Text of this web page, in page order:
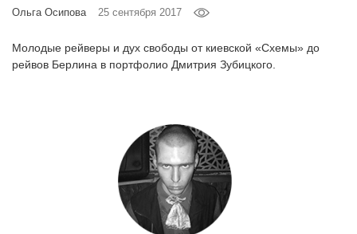
Ольга Осипова 25 сентября 2017
Молодые рейверы и дух свободы от киевской «Схемы» до
рейвов Берлина в портфолио Дмитрия Зубицкого.